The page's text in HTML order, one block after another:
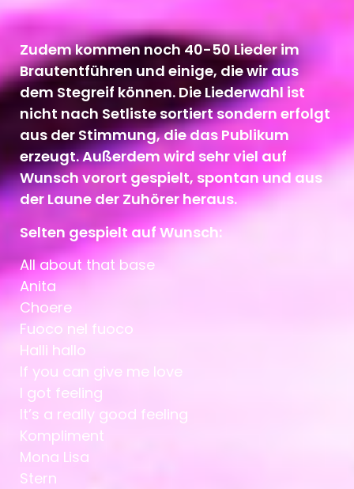
Zudem kommen noch 40-50 Lieder im
Brautentführen und einige, die wir aus
dem Stegreif können. Die Liederwahl ist
nicht nach Setliste sortiert sondern erfolgt
aus der Stimmung, die das Publikum
erzeugt. Außerdem wird sehr viel auf
Wunsch vorort gespielt, spontan und aus
der Laune der Zuhörer heraus.
Selten gespielt auf Wunsch:
All about that base
Anita
Choere
Fuoco nel fuoco
Halli hallo
If you can give me love
I got feeling
It’s a really good feeling
Kompliment
Mona Lisa
Stern